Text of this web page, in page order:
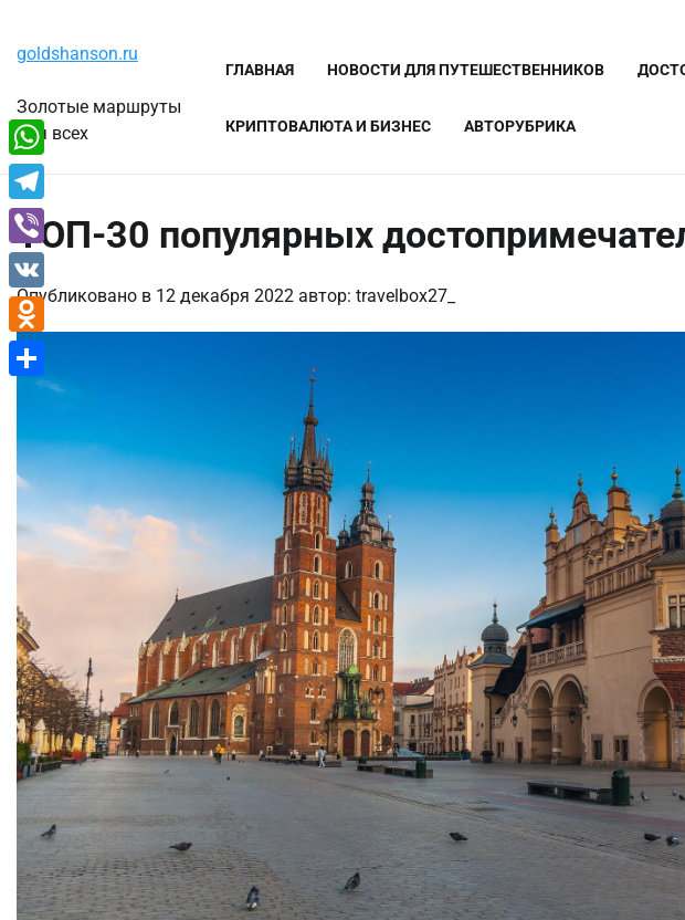
содержимому
goldshanson.ru
Золотые маршруты
для всех
ГЛАВНАЯ НОВОСТИ ДЛЯ ПУТЕШЕСТВЕННИКОВ
КРИПТОВАЛЮТА И БИЗНЕС АВТОРУБРИКА
ТОП-30 популярных
Опубликовано в 12 декабря 2022 автор: travelbox27_
WhatsApp
Telegram
Viber
VK
Odnoklassniki
Отправить